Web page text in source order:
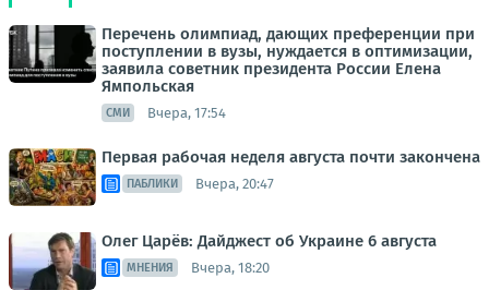
Перечень олимпиад, дающих преференции при
поступлении в вузы, нуждается в оптимизации,
заявила советник президента России Елена
Ямпольская
СМИ Вчера, 17:54
Первая рабочая неделя августа почти закончена
ПАБЛИКИ Вчера, 20:47
Олег Царёв: Дайджест об Украине 6 августа
МНЕНИЯ Вчера, 18:20